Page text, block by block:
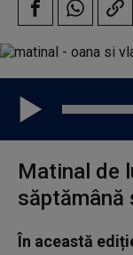
Matinal de
săptămână
În această